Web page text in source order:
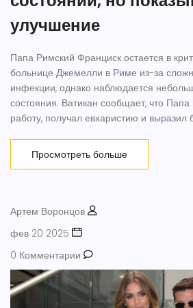
улучшение
Папа Римский Франциск остается в
больнице Джемелли в Риме из-за
инфекции, однако наблюдается
состояния. Ватикан сообщает, что Папа
работу, получал евхаристию и выразил
и снижение потребности в кислороде.
Просмотреть больше
Артем Воронцов
фев 20 2025
0 Комментарии